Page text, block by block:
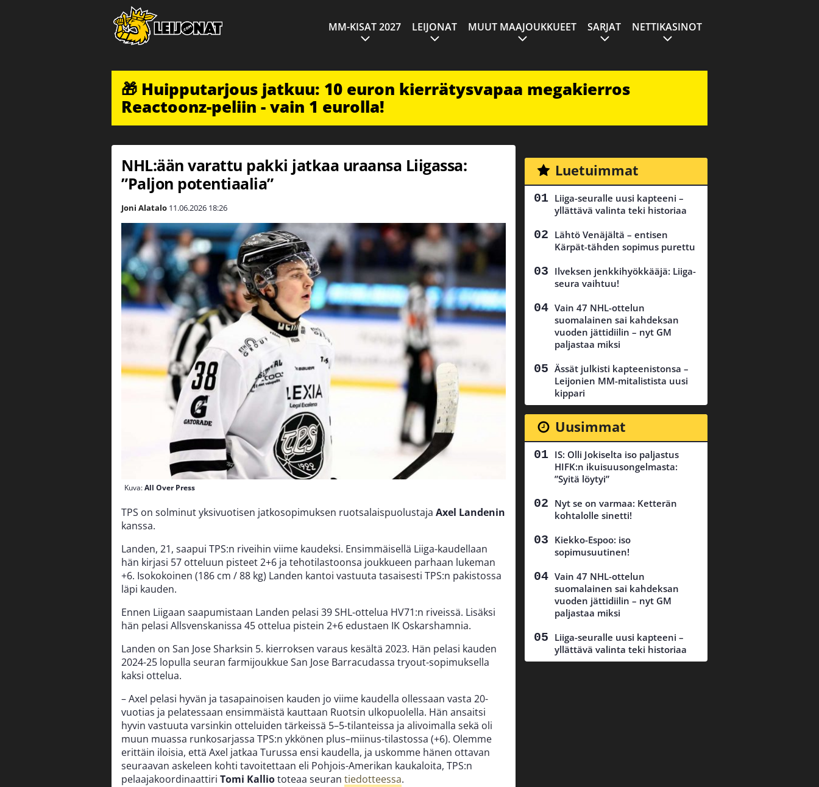
MM-KISAT 2027 LEIJONAT MUUT MAAJOUKKUEET SARJAT NETTIKASINOT
🎁 Huipputarjous jatkuu: 10 euron kierrätysvapaa megakierros
Reactoonz-peliin - vain 1 eurolla!
NHL:ään varattu pakki jatkaa uraansa Liigassa:
”Paljon potentiaalia”
Joni Alatalo 11.06.2026 18:26
Kuva:All Over Press
TPS on solminut yksivuotisen jatkosopimuksen ruotsalaispuolustaja Axel Landenin
kanssa.
Landen, 21, saapui TPS:n riveihin viime kaudeksi. Ensimmäisellä Liiga-kaudellaan
hän kirjasi 57 otteluun pisteet 2+6 ja tehotilastoonsa joukkueen parhaan lukeman
+6. Isokokoinen (186 cm / 88 kg) Landen kantoi vastuuta tasaisesti TPS:n pakistossa
läpi kauden.
Ennen Liigaan saapumistaan Landen pelasi 39 SHL-ottelua HV71:n riveissä. Lisäksi
hän pelasi Allsvenskanissa 45 ottelua pistein 2+6 edustaen IK Oskarshamnia.
Landen on San Jose Sharksin 5. kierroksen varaus kesältä 2023. Hän pelasi kauden
2024-25 lopulla seuran farmijoukkue San Jose Barracudassa tryout-sopimuksella
kaksi ottelua.
– Axel pelasi hyvän ja tasapainoisen kauden jo viime kaudella ollessaan vasta 20-
vuotias ja pelatessaan ensimmäistä kauttaan Ruotsin ulkopuolella. Hän ansaitsi
hyvin vastuuta varsinkin otteluiden tärkeissä 5–5-tilanteissa ja alivoimalla sekä oli
muun muassa runkosarjassa TPS:n ykkönen plus–miinus-tilastossa (+6). Olemme
erittäin iloisia, että Axel jatkaa Turussa ensi kaudella, ja uskomme hänen ottavan
seuraavan askeleen kohti tavoitettaan eli Pohjois-Amerikan kaukaloita, TPS:n
pelaajakoordinaattiri Tomi Kalliototeaa seuran tiedotteessa.
Luetuimmat
Liiga-seuralle uusi kapteeni –
yllättävä valinta teki historiaa
Lähtö Venäjältä – entisen
Kärpät-tähden sopimus purettu
Ilveksen jenkkihyökkääjä: Liiga-
seura vaihtuu!
Vain 47 NHL-ottelun
suomalainen sai kahdeksan
vuoden jättidiilin – nyt GM
paljastaa miksi
Ässät julkisti kapteenistonsa –
Leijonien MM-mitalistista uusi
kippari
Uusimmat
IS: Olli Jokiselta iso paljastus
HIFK:n ikuisuusongelmasta:
”Syitä löytyi”
Nyt se on varmaa: Ketterän
kohtalolle sinetti!
Kiekko-Espoo: iso
sopimusuutinen!
Vain 47 NHL-ottelun
suomalainen sai kahdeksan
vuoden jättidiilin – nyt GM
paljastaa miksi
Liiga-seuralle uusi kapteeni –
yllättävä valinta teki historiaa